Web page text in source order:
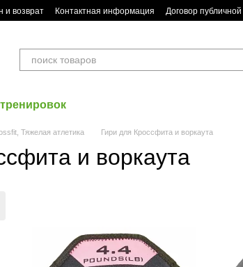
и возврат Контактная информация Договор
Тяжелая атлетика Гири для Кроссфита и воркаута
и воркаута